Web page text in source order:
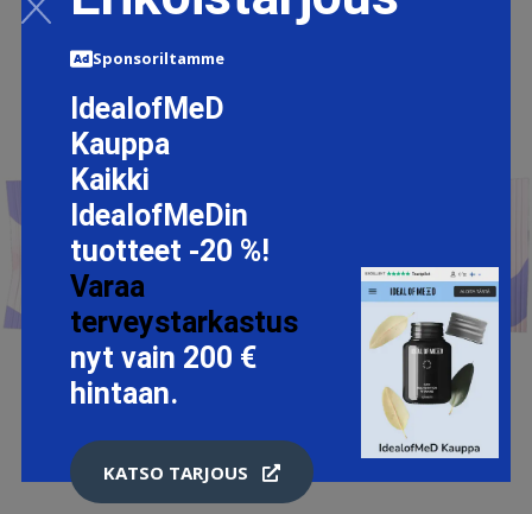
Sponsoriltamme
IdealofMeD
Kauppa
Kaikki
IdealofMeDin
tuotteet -20 %!
Varaa
terveystarkastus
nyt vain 200 €
hintaan.
KATSO TARJOUS